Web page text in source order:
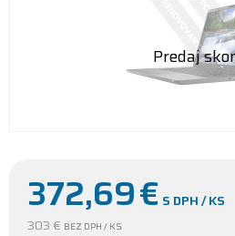
372,69€ S DPH / KS
303 € BEZ DPH / KS